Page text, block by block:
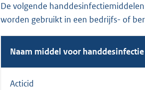
De volgende
worden gebruikt in een bedrijfs- of
Naam middel voor handdesinfectie
Acticid